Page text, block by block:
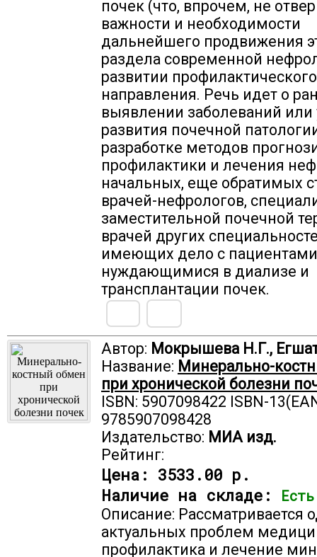
почек (что, впрочем, не
важности и необходимости
дальнейшего продвижения
раздела современной
развитии профилактического
направления. Речь идет о
выявлении заболеваний или
развития почечной
разработке методов
профилактики и лечения
начальных, еще обратимых
врачей-нефрологов,
заместительной почечной
врачей других
имеющих дело с
нуждающимися в диализе и
трансплантации почек.
Автор: Мокрышева Н.Г.,
Название: Минерально-
при хронической болезни
ISBN: 5907098422 ISBN-
9785907098428
Издательство: МИА изд.
Рейтинг:
Цена: 3533.00 р.
Наличие на складе:
Есть
Описание: Рассматривается
актуальных проблем
профилактика и лечение